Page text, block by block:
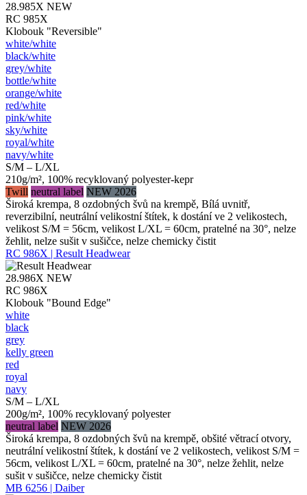
28.985X NEW
RC 985X
Klobouk "Reversible"
white/​white
black/​white
grey/​white
bottle/​white
orange/​white
red/​white
pink/​white
sky/​white
royal/​white
navy/​white
S/M – L/XL
210g/m², 100% recyklovaný polyester-kepr
Twill neutral label NEW 2026
Široká krempa, 8 ozdobných švů na krempě, Bílá uvnitř,
reverzibilní, neutrální velikostní štítek, k dostání ve 2 velikostech,
velikost S/M = 56cm, velikost L/XL = 60cm, pratelné na 30°, nelze
žehlit, nelze sušit v sušičce, nelze chemicky čistit
RC 986X | Result Headwear
28.986X NEW
RC 986X
Klobouk "Bound Edge"
white
black
grey
kelly green
red
royal
navy
S/M – L/XL
200g/m², 100% recyklovaný polyester
neutral label NEW 2026
Široká krempa, 8 ozdobných švů na krempě, obšité větrací otvory,
neutrální velikostní štítek, k dostání ve 2 velikostech, velikost S/M =
56cm, velikost L/XL = 60cm, pratelné na 30°, nelze žehlit, nelze
sušit v sušičce, nelze chemicky čistit
MB 6256 | Daiber